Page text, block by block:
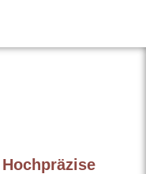
Hochpräzise